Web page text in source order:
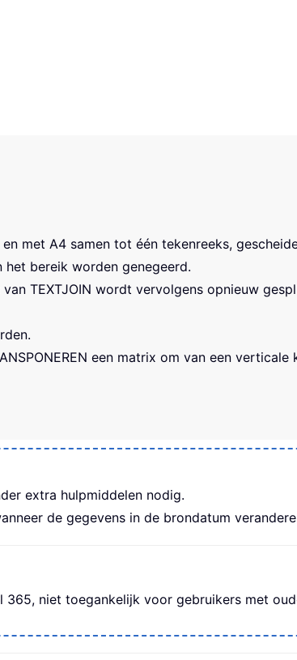
met A4 samen tot één tekenreeks,
bereik worden genegeerd.
TEXTJOIN wordt vervolgens opnieuw
een matrix om van een
extra hulpmiddelen nodig.
de gegevens in de brondatum
365, niet toegankelijk voor gebruikers met